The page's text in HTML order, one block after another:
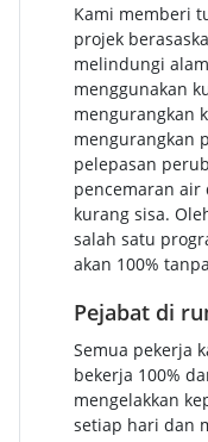
Kami memberi
projek
melindungi
menggunakan
mengurangkan
mengurangkan
pelepasan
pencemaran air
kurang sisa.
salah satu
akan 100%
Pejabat di
Semua pekerja
bekerja 100%
mengelakkan
setiap hari dan